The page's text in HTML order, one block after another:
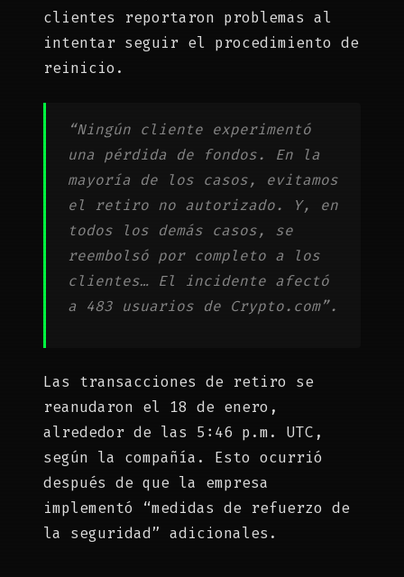
clientes reportaron problemas al
intentar seguir el procedimiento de
reinicio.
“Ningún cliente experimentó
una pérdida de fondos. En la
mayoría de los casos, evitamos
el retiro no autorizado. Y, en
todos los demás casos, se
reembolsó por completo a los
clientes… El incidente afectó
a 483 usuarios de Crypto.com”.
Las transacciones de retiro se
reanudaron el 18 de enero,
alrededor de las 5:46 p.m. UTC,
según la compañía. Esto ocurrió
después de que la empresa
implementó “medidas de refuerzo de
la seguridad” adicionales.